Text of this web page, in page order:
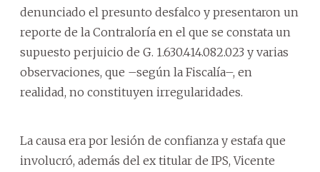
denunciado el presunto desfalco y presentaron un
reporte de la Contraloría en el que se constata un
supuesto perjuicio de G. 1.630.414.082.023 y varias
observaciones, que –según la Fiscalía–, en
realidad, no constituyen irregularidades.
La causa era por lesión de confianza y estafa que
involucró, además del ex titular de IPS, Vicente